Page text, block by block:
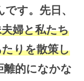
す。先日、
婦と私たち
りを散策し
離的になかな